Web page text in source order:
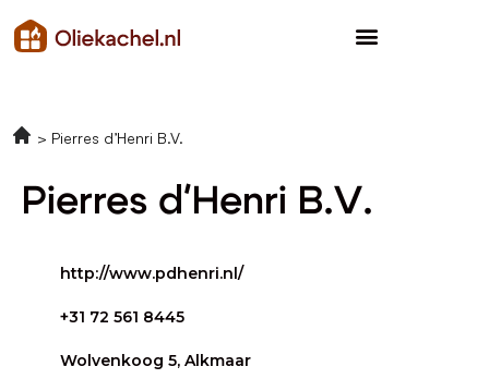
Pierres d’Henri B.V.
Pierres d'Henri B.V.
http://www.pdhenri.nl/
+31 72 561 8445
Wolvenkoog 5, Alkmaar